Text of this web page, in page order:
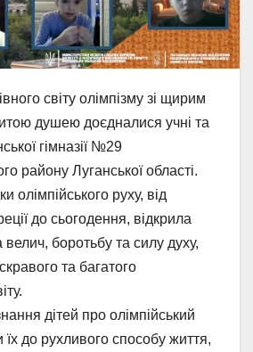
світу олімпізму зі щирим
душею доєдналися учні та
гімназії №29
району Луганської області.
олімпійського руху, від
до сьогодення, відкрила
велич, боротьбу та силу духу,
та багатого
дітей про олімпійський
їх до рухливого способу життя,